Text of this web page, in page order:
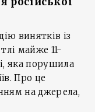
винятків із
майже 11-
яка порушила
Про це
на джерела,